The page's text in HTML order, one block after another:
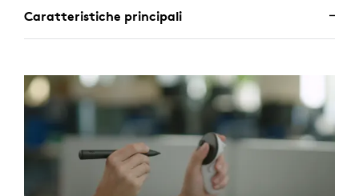
Caratteristiche principali